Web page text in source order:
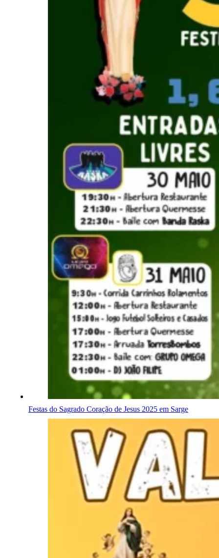
Festas do Sagrado Coração de Jesus 2025 em Sarge